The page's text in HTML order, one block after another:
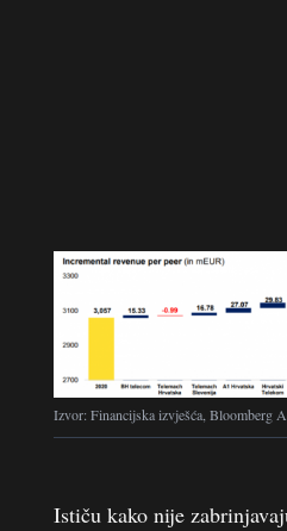
Izvor: Financijska izvješća, Bloomberg
Ističu kako nije